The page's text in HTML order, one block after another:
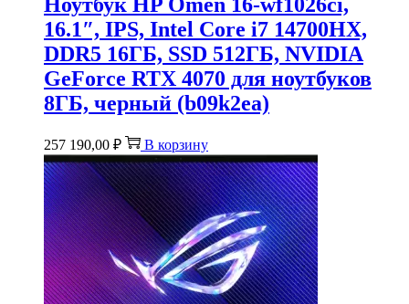
16.1″, IPS, Intel Core i7 14700HX,
DDR5 16ГБ, SSD 512ГБ, NVIDIA
GeForce RTX 4070 для ноутбуков
8ГБ, черный (b09k2ea)
257 190,00 ₽ В корзину